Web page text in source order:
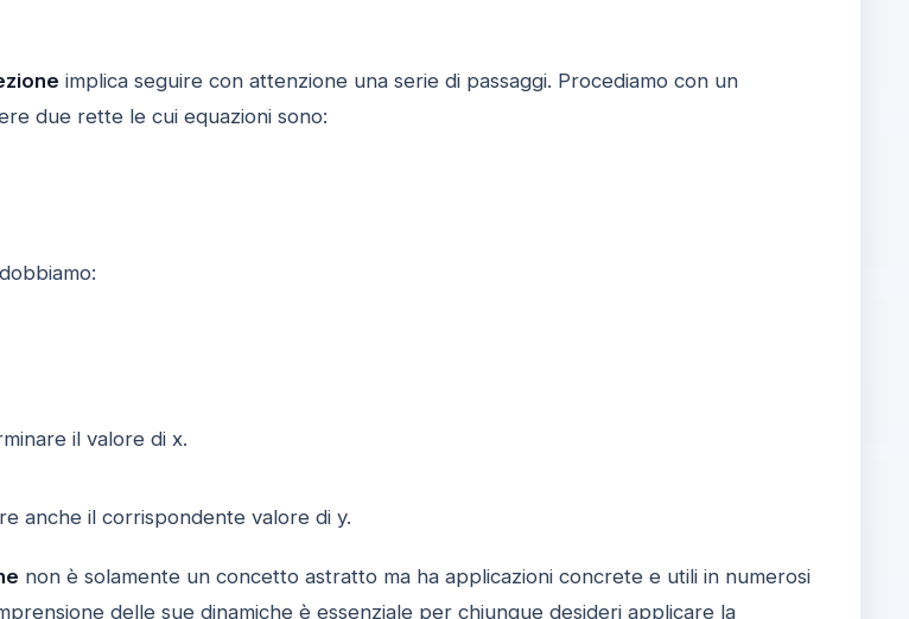
implica seguire con attenzione una serie di passaggi. Procediamo con un
due rette le cui equazioni sono:
dobbiamo:
il valore di x.
anche il corrispondente valore di y.
non è solamente un concetto astratto ma ha applicazioni concrete e utili in numerosi
delle sue dinamiche è essenziale per chiunque desideri applicare la